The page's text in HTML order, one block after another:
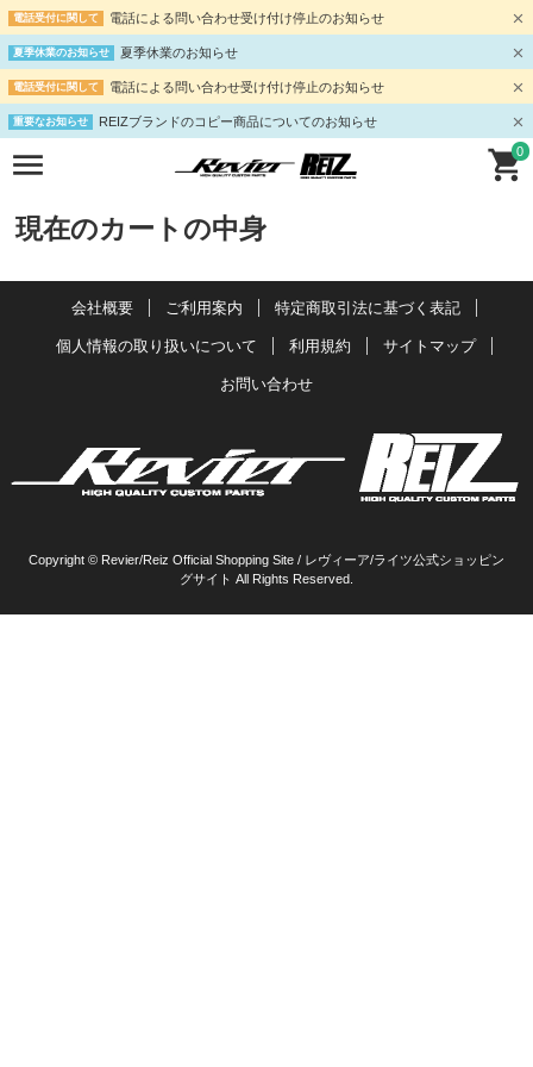
電話受付に関して 電話による問い合わせ受け付け停止のお知らせ
夏季休業のお知らせ 夏季休業のお知らせ
電話受付に関して 電話による問い合わせ受け付け停止のお知らせ
重要なお知らせ REIZブランドのコピー商品についてのお知らせ
0
現在のカートの中身
会社概要 ご利用案内 特定商取引法に基づく表記
個人情報の取り扱いについて 利用規約 サイトマップ
お問い合わせ
Copyright © Revier/Reiz Official Shopping Site / レヴィーア/ライツ公式ショッピン
グサイト All Rights Reserved.